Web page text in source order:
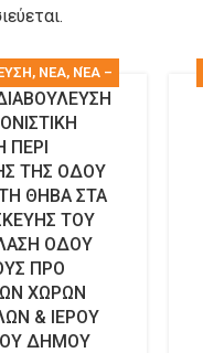
, ΝΕΑ, ΝΈΑ –
ΠΕΡΙ
ΤΗΣ ΟΔΟΥ
ΘΗΒΑ ΣΤΑ
ΤΟΥ
ΟΔΟΥ
ΠΡΟ
ΧΩΡΩΝ
& ΙΕΡΟΥ
ΔΗΜΟΥ